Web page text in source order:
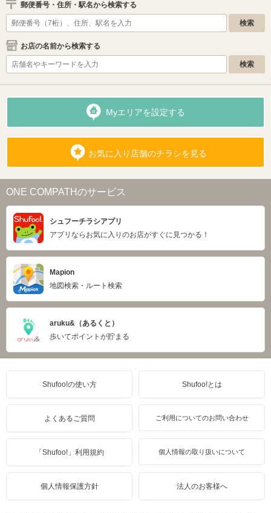
郵便番号・住所・駅名から検索する
お店の名前から検索する
Myエリアを設定する
お気に入り店舗のチラシを見る
ONE COMPATHのサービス
シュフーチラシアプリ
アプリならお気に入りのお店がすぐに見つかる！
Mapion
地図検索・ルート検索
aruku&（あるくと）
歩いてポイントが貯まる
Shufoo!の使い方 Shufoo!とは
よくあるご質問 ご利用についてのお問い合わせ
「Shufoo!」利用規約 個人情報の取り扱いについて
個人情報保護方針 法人のお客様へ